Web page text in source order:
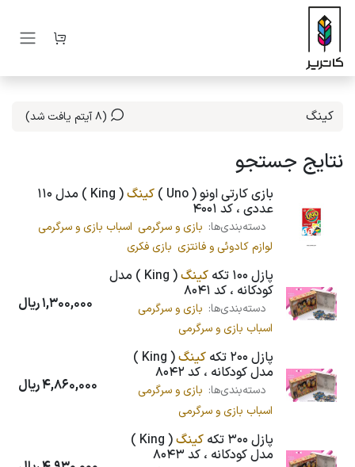
صرف نظر و مشاهده محتوا
(8 آیتم یافت شد)
نتایج جستجو
بازی کارتی اونو ( Uno ) کینگ ( King ) مدل 110
عددی ، کد 4001
دسته‌بندی‌ها: بازی و سرگرمی اسباب بازی و سرگرمی
لوازم کادوئی و فانتزی بازی فکری
پازل 100 تکه کینگ ( King ) مدل
کودکانه ، کد 8041
دسته‌بندی‌ها: بازی و سرگرمی
اسباب بازی و سرگرمی
1,300,000ریال
پازل 200 تکه کینگ ( King )
مدل کودکانه ، کد 8042
دسته‌بندی‌ها: بازی و سرگرمی
اسباب بازی و سرگرمی
4,860,000ریال
پازل 300 تکه کینگ ( King )
مدل کودکانه ، کد 8043